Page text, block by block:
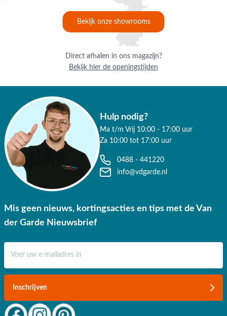
Bekijk onze showrooms
Direct afhalen in ons magazijn?
Bekijk hier de openingstijden
Hulp nodig?
Ma t/m Vrij 10:00 - 17:00 uur
Za 10:00 tot 17:00 uur
0488 - 441220
info@vdgarde.nl
Mis geen nieuws, kortingsacties en tips met de Van
der Garde Nieuwsbrief
Inschrijven